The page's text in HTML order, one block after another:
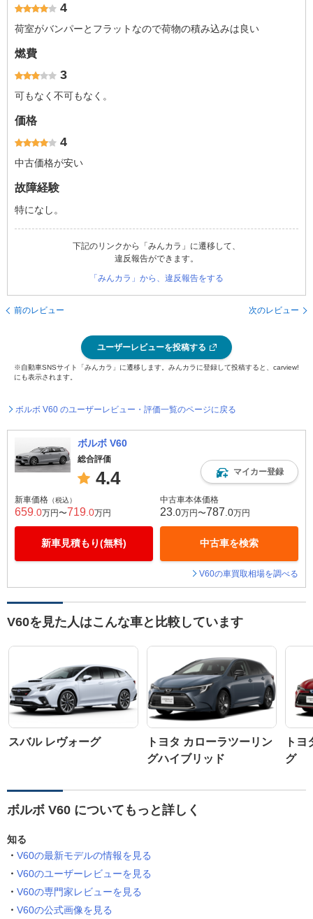
4
荷室がバンパーとフラットなので荷物の積み込みは良い
燃費
3
可もなく不可もなく。
価格
4
中古価格が安い
故障経験
特になし。
下記のリンクから「みんカラ」に遷移して、
違反報告ができます。
「みんカラ」から、違反報告をする
前のレビュー 次のレビュー
ユーザーレビューを投稿する
※自動車SNSサイト「みんカラ」に遷移します。みんカラに登録して投稿すると、carview!
にも表示されます。
ボルボ V60 のユーザーレビュー・評価一覧のページに戻る
ボルボ V60
総合評価
4.4 マイカー登録
新車価格 （税込）
659 .0万円〜719 .0万円
新車見積もり(無料)
中古車本体価格
23 .0万円〜787 .0万円
中古車を検索
V60の車買取相場を調べる
V60を見た人はこんな車と比較しています
スバル レヴォーグ
トヨタ カローラツーリン
グハイブリッド
ト
グ
ボルボ V60 についてもっと詳しく
知る
V60の最新モデルの情報を見る
V60のユーザーレビューを見る
V60の専門家レビューを見る
V60の公式画像を見る